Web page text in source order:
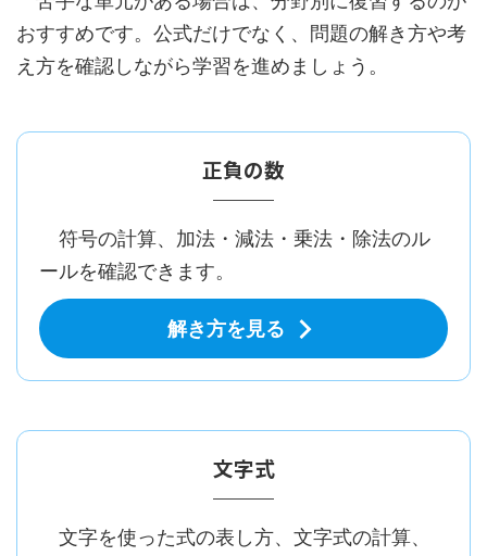
おすすめです。公式だけでなく、問題の解き方や考
え方を確認しながら学習を進めましょう。
正負の数
符号の計算、加法・減法・乗法・除法のル
ールを確認できます。
解き方を見る
文字式
文字を使った式の表し方、文字式の計算、